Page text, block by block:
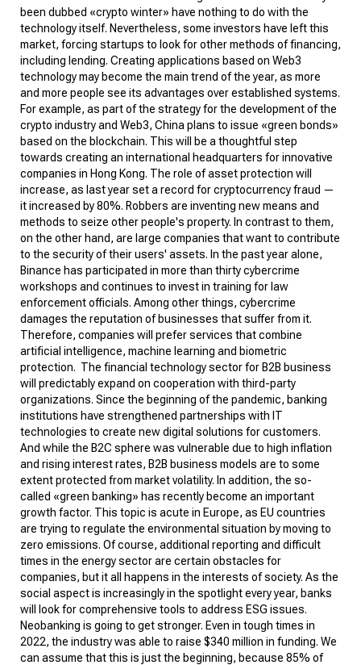
been dubbed «crypto winter» have nothing to do with the
technology itself. Nevertheless, some investors have left this
market, forcing startups to look for other methods of financing,
including lending. Creating applications based on Web3
technology may become the main trend of the year, as more
and more people see its advantages over established systems.
For example, as part of the strategy for the development of the
crypto industry and Web3, China plans to issue «green bonds»
based on the blockchain. This will be a thoughtful step
towards creating an international headquarters for innovative
companies in Hong Kong. The role of asset protection will
increase, as last year set a record for cryptocurrency fraud —
itincreased by 80%. Robbers are inventing new means and
methods to seize other people's property. In contrast to them,
on the other hand, are large companies that want to contribute
to the security of their users' assets. In the past year alone,
Binance has participated in more than thirty cybercrime
workshops and continues to invest in training for law
enforcement officials. Among other things, cybercrime
damages the reputation of businesses that suffer from it.
Therefore, companies will prefer services that combine
artificial intelligence, machine learning and biometric
protection. The financial technology sector for B2B business
will predictably expand on cooperation with third-party
organizations. Since the beginning of the pandemic, banking
institutions have strengthened partnerships with IT
technologies to create new digital solutions for customers.
And while the B2C sphere was vulnerable due to high inflation
and rising interest rates, B2B business models are to some
extent protected from market volatility. In addition, the so-
called «green banking» has recently become an important
growth factor. This topic is acute in Europe, as EU countries
are trying to regulate the environmental situation by moving to
zero emissions. Of course, additional reporting and difficult
times in the energy sector are certain obstacles for
companies, but it all happens in the interests of society. As the
social aspect is increasingly in the spotlight every year, banks
will look for comprehensive tools to address ESG issues.
Neobanking is going to get stronger. Even in tough times in
2022, the industry was able to raise $340 million in funding. We
can assume that this is just the beginning, because 85% of